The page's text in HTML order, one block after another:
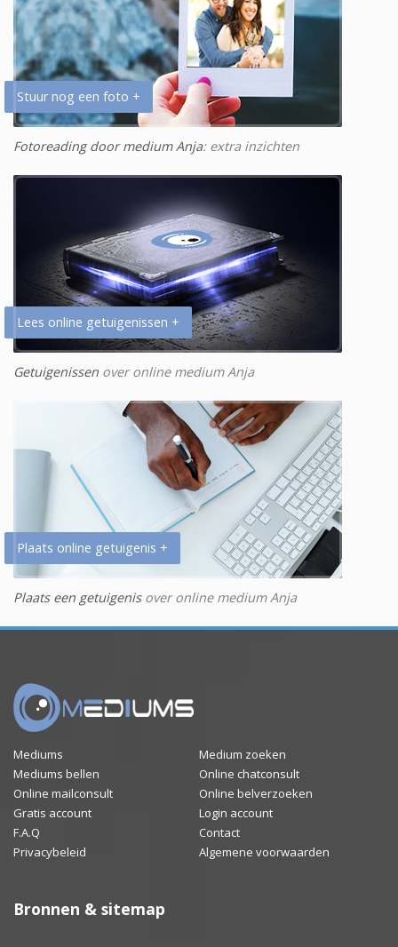
Stuur nog een foto +
Fotoreading door medium Anja: extra inzichten
Lees online getuigenissen +
Getuigenissen over online medium Anja
Plaats online getuigenis +
Plaats een getuigenisover online medium Anja
Mediums
Medium zoeken
Mediums bellen
Online chatconsult
Online mailconsult
Online belverzoeken
Gratis account
Login account
F.A.Q
Contact
Privacybeleid
Algemene voorwaarden
Bronnen & sitemap